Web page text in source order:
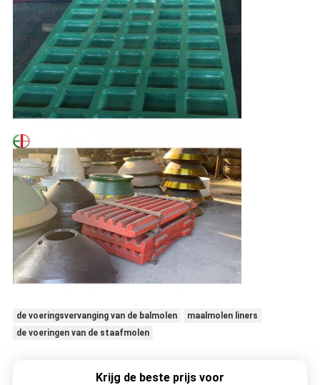
de voeringsvervanging van de balmolen
maalmolen liners
de voeringen van de staafmolen
Krijg de beste prijs voor